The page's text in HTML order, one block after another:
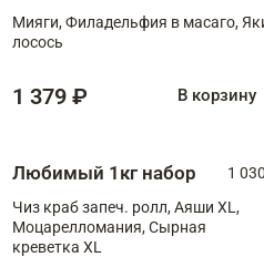
Мияги, Филадельфия в масаго,
лосось
1 379 ₽ В корзину
Любимый 1кг набор
1
Чиз краб запеч. ролл, Аяши XL,
Моцарелломания, Сырная
креветка XL